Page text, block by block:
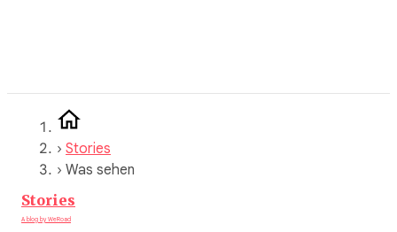
› Stories
› Was sehen
Stories
A blog by WeRoad